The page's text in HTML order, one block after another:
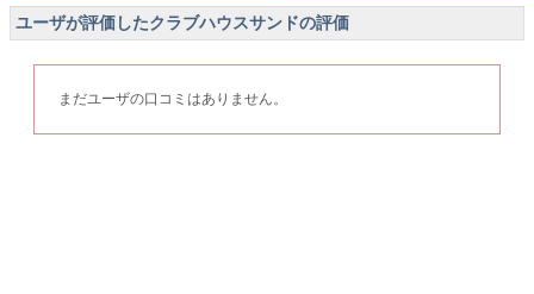
ユーザが評価したクラブハウスサンドの評価
まだユーザの口コミはありません。